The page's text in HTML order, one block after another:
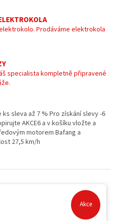
Prodáváme elektrokola
specialista kompletně připravené
sleva až 7 % Pro získání slevy -6
AKCE6 a v košíku vložte a
motorem Bafang a
27,5 km/h
Akce